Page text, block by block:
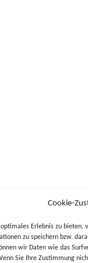
Cookie-
Erlebnis zu bieten,
zu speichern bzw.
wir Daten wie das
Sie Ihre Zustimmung